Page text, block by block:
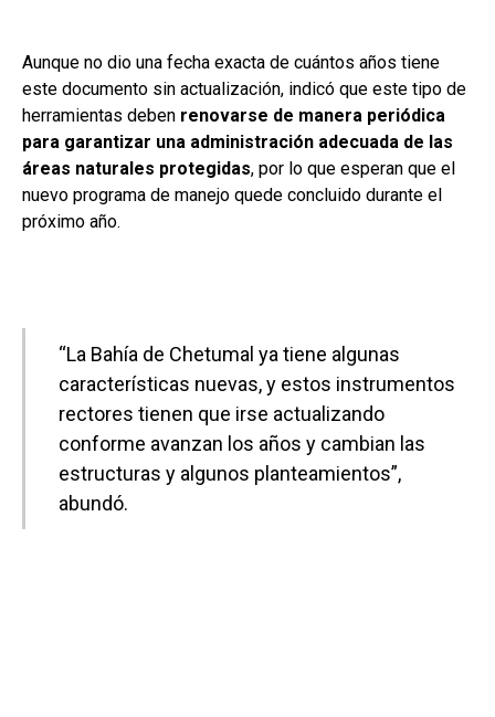
Aunque no dio una fecha exacta de cuántos años tiene
este documento sin actualización, indicó que este tipo de
herramientas deben renovarse de manera periódica
para garantizar una administración adecuada de las
áreas naturales protegidas, por lo que esperan que el
nuevo programa de manejo quede concluido durante el
próximo año.
“La Bahía de Chetumal ya tiene algunas
características nuevas, y estos instrumentos
rectores tienen que irse actualizando
conforme avanzan los años y cambian las
estructuras y algunos planteamientos”,
abundó.